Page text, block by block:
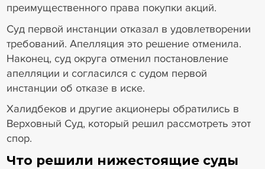
преимущественного права покупки акций.
Суд первой инстанции отказал в удовлетворении
требований. Апелляция это решение отменила.
Наконец, суд округа отменил постановление
апелляции и согласился с судом первой
инстанции об отказе в иске.
Халидбеков и другие акционеры обратились в
Верховный Суд, который решил рассмотреть этот
спор.
Что решили нижестоящие суды